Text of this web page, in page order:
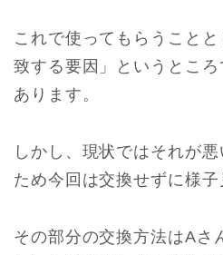
これで使ってもらうこと
致する要因」というとこ
あります。
しかし、現状ではそれが
ため今回は交換せずに様子
その部分の交換方法はAさ